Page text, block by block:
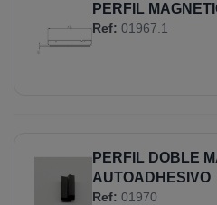
PERFIL
Ref: 01967.1
PERFIL DOBLE
AUTOADHESIVO
Ref: 01970